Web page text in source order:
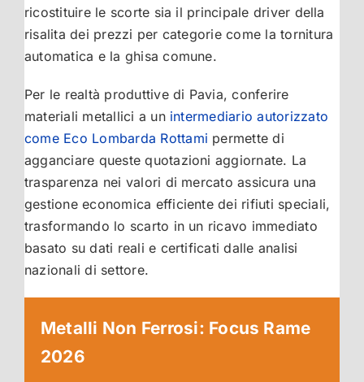
ricostituire le scorte sia il principale driver della
risalita dei prezzi per categorie come la tornitura
automatica e la ghisa comune.
Per le realtà produttive di Pavia, conferire
materiali metallici a un intermediario autorizzato
come Eco Lombarda Rottami permette di
agganciare queste quotazioni aggiornate. La
trasparenza nei valori di mercato assicura una
gestione economica efficiente dei rifiuti speciali,
trasformando lo scarto in un ricavo immediato
basato su dati reali e certificati dalle analisi
nazionali di settore.
Metalli Non Ferrosi: Focus Rame
2026